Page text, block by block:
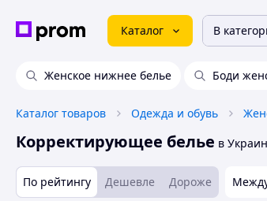
Каталог В
Женское нижнее белье Боди
Каталог товаров Одежда и обувь
Корректирующее белье в
По рейтингу Дешевле Дороже